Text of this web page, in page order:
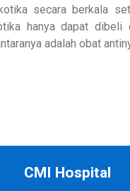
secara berkala
hanya dapat
adalah obat
CMI Hospital